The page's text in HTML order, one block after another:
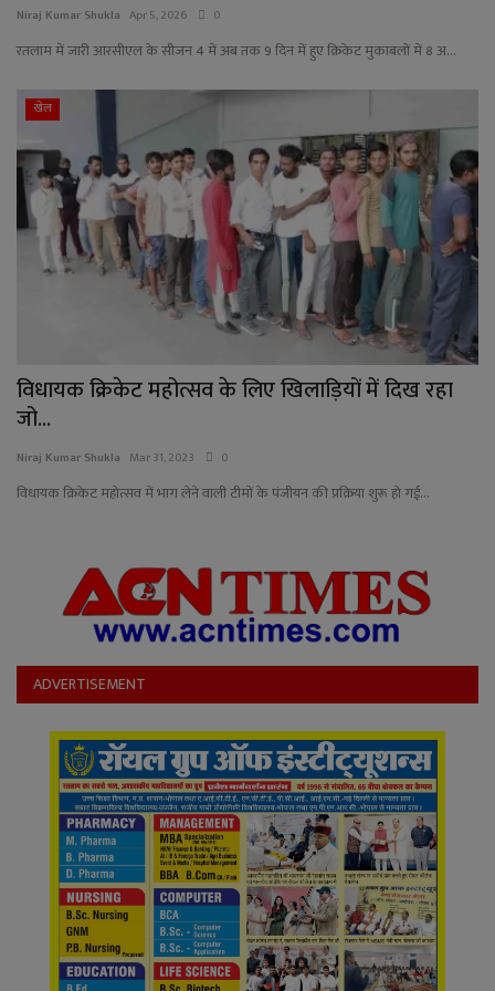
Language
English
Niraj Kumar Shukla Apr 5, 2026 0
रतलाम में जारी आरसीएल के सीजन 4 में अब तक 9 दिन में हुए क्रिकेट मुकाबलों में 8 अ...
खेल
विधायक क्रिकेट महोत्सव के लिए खिलाड़ियों में दिख रहा
जो...
Niraj Kumar Shukla Mar 31, 2023 0
विधायक क्रिकेट महोत्सव में भाग लेने वाली टीमों के पंजीयन की प्रक्रिया शुरू हो गई...
ADVERTISEMENT